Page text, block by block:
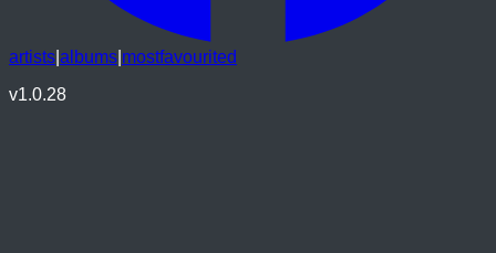
artists albums mostfavourited
v1.0.28